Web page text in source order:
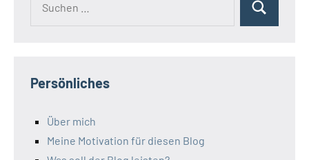
Suchen
Persönliches
Über mich
Meine Motivation für diesen Blog